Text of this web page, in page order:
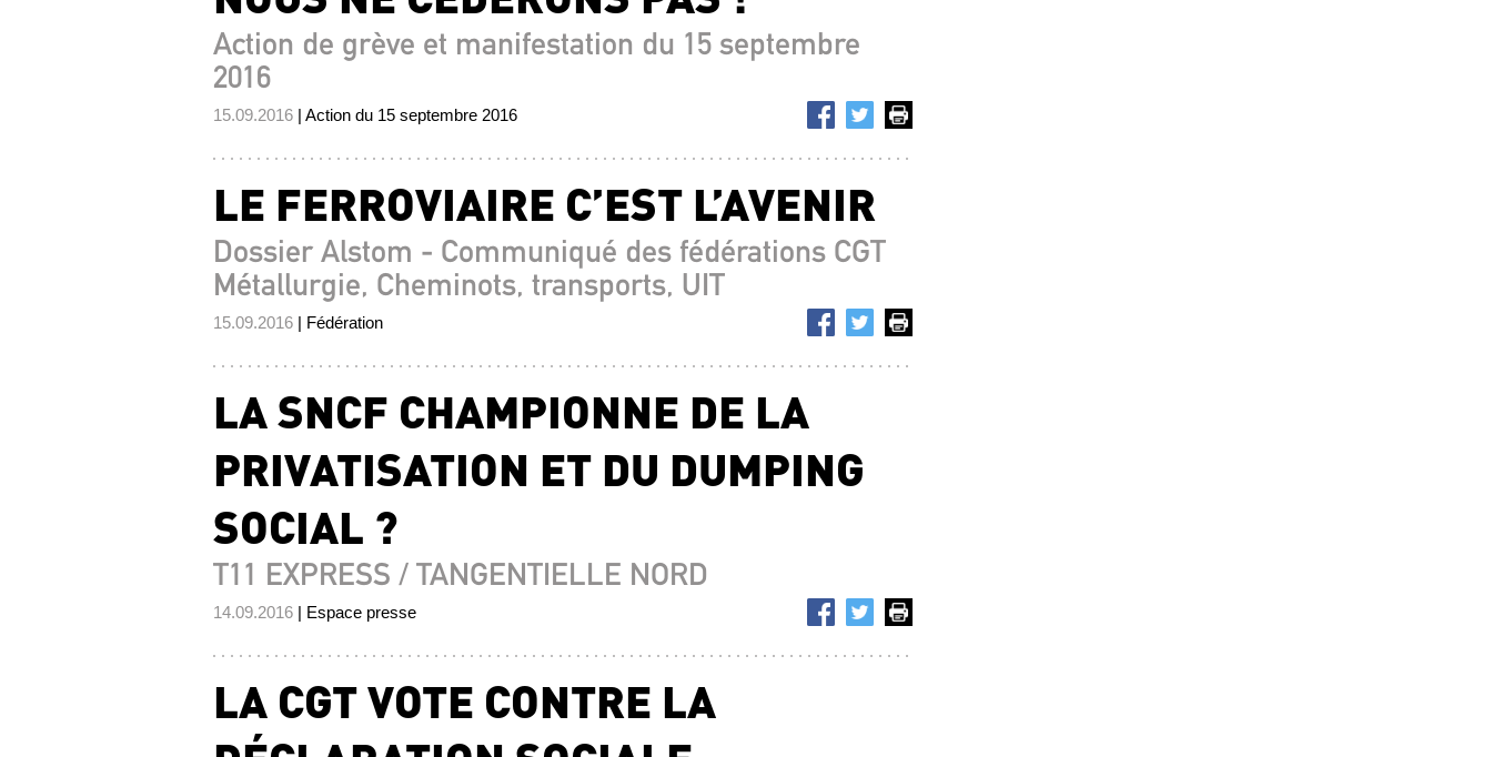
Action de grève et manifestation du 15 septembre
2016
15.09.2016 | Action du 15 septembre 2016
LE FERROVIAIRE C’EST L’AVENIR
Dossier Alstom - Communiqué des fédérations CGT
Métallurgie, Cheminots, transports, UIT
15.09.2016 | Fédération
LA SNCF CHAMPIONNE DE LA
PRIVATISATION ET DU DUMPING
SOCIAL ?
T11 EXPRESS / TANGENTIELLE NORD
14.09.2016 | Espace presse
LA CGT VOTE CONTRE LA